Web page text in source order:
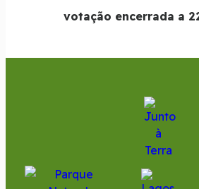
votação encerrada a